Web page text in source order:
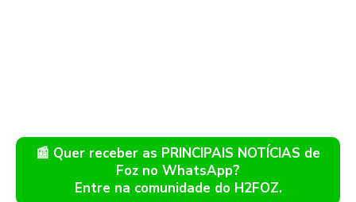
📰 Quer receber as PRINCIPAIS NOTÍCIAS de
Foz no WhatsApp?
Entre na comunidade do H2FOZ.